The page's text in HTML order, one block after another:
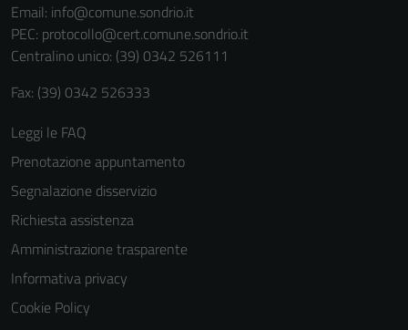
Email: info@comune.sondrio.it
PEC: protocollo@cert.comune.sondrio.it
Centralino unico: (39) 0342 526111
Fax: (39) 0342 526333
Leggi le FAQ
Prenotazione appuntamento
Segnalazione disservizio
Richiesta assistenza
Amministrazione trasparente
Informativa privacy
Cookie Policy